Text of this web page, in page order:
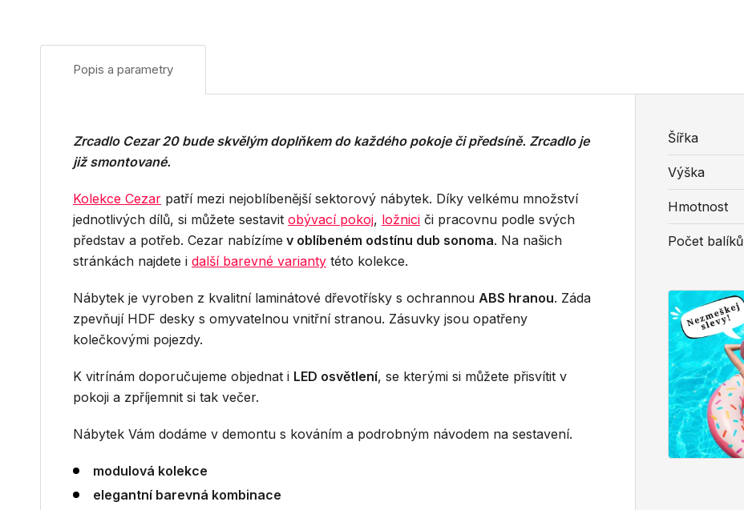
Popis a parametry
Šířka
Výška
Hmotnost
Počet balíků
Zrcadlo Cezar 20 bude skvělým doplňkem do každého pokoje či předsíně. Zrcadlo je
již smontované.
Kolekce Cezar patří mezi nejoblíbenější sektorový nábytek. Díky velkému množství
jednotlivých dílů, si můžete sestavit obývací pokoj, ložnici či pracovnu podle svých
představ a potřeb. Cezar nabízíme v oblíbeném odstínu dub sonoma. Na našich
stránkách najdete i další barevné varianty této kolekce.
Nábytek je vyroben z kvalitní laminátové dřevotřísky s ochrannou ABS hranou. Záda
zpevňují HDF desky s omyvatelnou vnitřní stranou. Zásuvky jsou opatřeny
kolečkovými pojezdy.
K vitrínám doporučujeme objednat i LED osvětlení, se kterými si můžete přisvítit v
pokoji a zpříjemnit si tak večer.
Nábytek Vám dodáme v demontu s kováním a podrobným návodem na sestavení.
modulová kolekce
elegantní barevná kombinace